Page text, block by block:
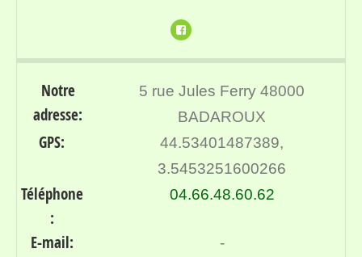
Notre
adresse:
5 rue Jules Ferry 48000
BADAROUX
GPS:
44.53401487389,
3.5453251600266
Téléphone
:
04.66.48.60.62
E-mail: -